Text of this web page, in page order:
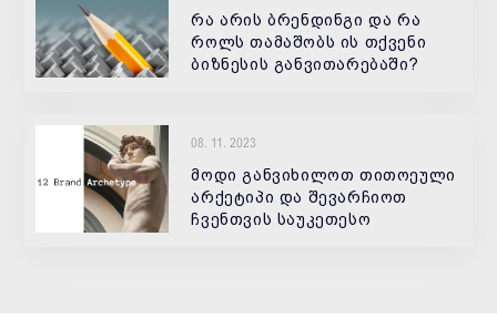
რა არის ბრენდინგი და რა
როლს თამაშობს ის თქვენი
ბიზნესის განვითარებაში?
08. 11. 2023
მოდი განვიხილოთ თითოეული
არქეტიპი და შევარჩიოთ
ჩვენთვის საუკეთესო